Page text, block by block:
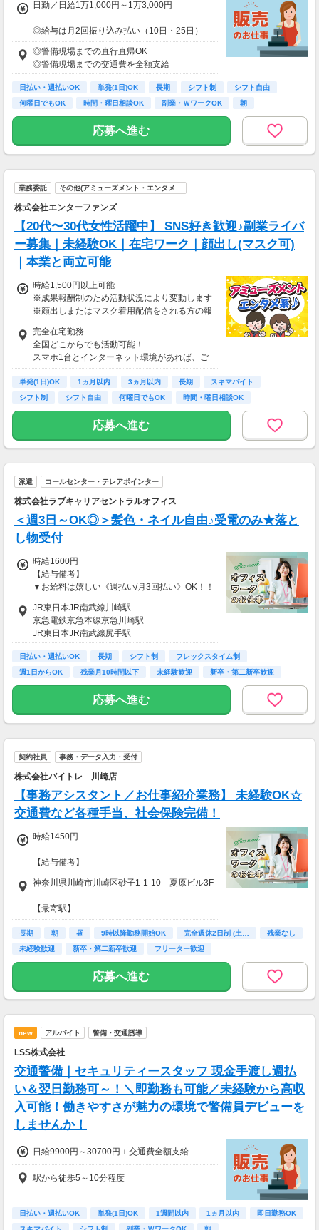
日勤／日給1万1,000円～1万3,000円
◎給与は月2回振り込み払い（10日・25日）
◎日払い制度の利用も可能（規定あり）
◎有資格者は日給+2,000円（一般路線は+1,000
円）
◎資格取得費用は当社全額負担
※65歳以上の方は下記給与になります
70～79歳：日勤／日給1万500円
◎警備現場までの直行直帰OK
◎警備現場までの交通費を全額支給
日払い・週払いOK 単発(1日)OK 長期 シフト制
シフト自由
何曜日でもOK
時間・曜日相談OK 副業・ＷワークOK 朝
応募へ進む
業務委託 その他(アミューズメント・エンタメ…
株式会社エンターファンズ
【20代〜30代女性活躍中】 SNS好き歓迎♪副業ライバ
ー募集｜未経験OK｜在宅ワーク｜顔出し(マスク可)
｜本業と両立可能
時給1,500円以上可能
※成果報酬制のため活動状況により変動します
※顔出しまたはマスク着用配信をされる方の報
酬基準となります
【収入例】
■事務職Aさん（週3日・月50時間程度）
月収8万円～15万円
月収15万円～25万円
■主婦Cさん（月100時間程度）
月収20万円以上
現在活躍中のライバーの多くは会社員や主婦の
方。
本業や家庭と両立しながら副業として活動され
ています。
完全在宅勤務
全国どこからでも活動可能！
スマホ1台とインターネット環境があれば、ご
自宅からスタートできます。
通勤時間ゼロだから、本業やプライベートとの
両立もラクラク♪
単発(1日)OK 1ヵ月以内 3ヵ月以内 長期
スキマバイト
シフト制
シフト自由 何曜日でもOK 時間・曜日相談OK
応募へ進む
派遣 コールセンター・テレアポインター
株式会社ラブキャリアセントラルオフィス
＜週3日～OK◎＞髪色・ネイル自由♪受電のみ★落と
し物受付
時給1600円
【給与備考】
▼お給料は嬉しい《週払い/月3回払い》OK！！
《収入例》
●時給1,600円 × 8h × 22日
＝【月収28万1,600円】
「在宅ワーク、飽きちゃった…」
「期間限定の高時給狙い！」
↓ ↓
いつでもカンタン《WEB登録》★
スマホからすぐ登録できるので
履歴書不要＆来社不要♪
お気軽にお問い合わせください。
※＊※＊※＊※＊※＊※＊※＊※＊※＊※＊
JR東日本JR南武線川崎駅
京急電鉄京急本線京急川崎駅
JR東日本JR南武線尻手駅
日払い・週払いOK 長期 シフト制
フレックスタイム制
週1日からOK
残業月10時間以下 未経験歓迎
新卒・第二新卒歓迎
主婦(夫)歓迎
応募へ進む
契約社員 事務・データ入力・受付
株式会社バイトレ 川崎店
【事務アシスタント／お仕事紹介業務】 未経験OK☆
交通費など各種手当、社会保険完備！
時給1450円
【給与備考】
■交通費別途支給（規定内）
■残業代全額支給
┗月間のマッチング人数によって、1～5万円
※ノルマではありませんので、チャレンジは
任意です。
■試用期間2ヶ月/同条件
神奈川県川崎市川崎区砂子1-1-10 夏原ビル3F
【最寄駅】
京急川崎駅より徒歩4分
川崎駅より徒歩8分
港町駅より徒歩17分
長期 朝 昼 9時以降勤務開始OK 完全週休2日制 (土…
残業なし
未経験歓迎
新卒・第二新卒歓迎 フリーター歓迎
応募へ進む
new アルバイト 警備・交通誘導
LSS株式会社
交通警備｜セキュリティースタッフ 現金手渡し週払
い＆翌日勤務可～！＼即勤務も可能／未経験から高収
入可能！働きやすさが魅力の環境で警備員デビューを
しませんか！
日給9900円～30700円＋交通費全額支給
駅から徒歩5～10分程度
日払い・週払いOK 単発(1日)OK 1週間以内 1ヵ月以内
即日勤務OK